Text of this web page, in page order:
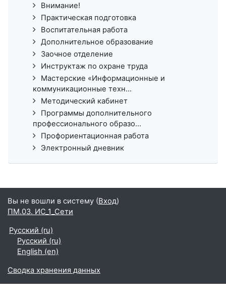
Внимание!
Практическая подготовка
Воспитательная работа
Дополнительное образование
Заочное отделение
Инструктаж по охране труда
Мастерские «Информационные и
коммуникационные техн...
Методический кабинет
Программы дополнительного
профессионального образо...
Профориентационная работа
Электронный дневник
Вы не вошли в систему (Вход)
ПМ.03. ИС_1_Сети
Русский ‎(ru)‎
Русский ‎(ru)‎
English ‎(en)‎
Сводка хранения данных